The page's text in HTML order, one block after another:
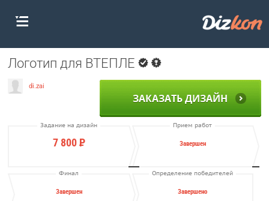
Логотип для ВТЕПЛЕ
di.zai
ЗАКАЗАТЬ ДИЗАЙН
Задание на дизайн
7 800Р
Прием работ
Завершен
Финал
Завершен
Определение победителей
Завершено